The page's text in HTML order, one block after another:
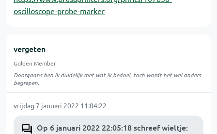
oscilloscope-probe-marker
vergeten
Golden Member
Doorgaans ben ik duidelijk met wat ik bedoel, toch wordt het wel anders
begrepen.
vrijdag 7 januari 2022 11:04:22
Op 6 januari 2022 22:05:18 schreef wieltje: